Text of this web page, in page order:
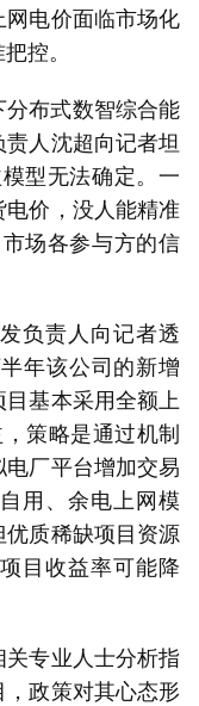
电价面临市场化
控。
布式数智综合能
人沈超向记者坦
型无法确定。一
价，没人能精准
场各参与方的信
负责人向记者透
年该公司的新增
基本采用全额上
策略是通过机制
厂平台增加交易
用、余电上网模
质稀缺项目资源
目收益率可能降
专业人士分析指
政策对其心态形